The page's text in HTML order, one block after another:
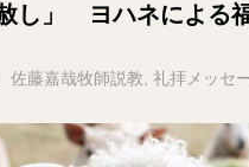
赦し」 ヨハネによる
佐藤嘉哉牧師説教 礼拝メッセ